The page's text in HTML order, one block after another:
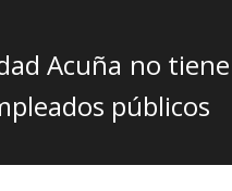
Acuña no
públicos